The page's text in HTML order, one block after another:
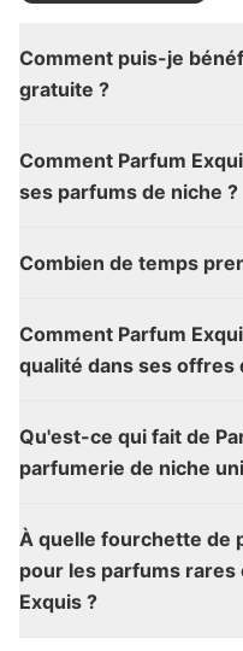
Comment puis-je
gratuite ?
Comment Parfum
ses parfums de niche ?
Combien de temps
Comment Parfum
qualité dans ses offres
Qu'est-ce qui fait de
parfumerie de niche
À quelle fourchette de
pour les parfums rares
Exquis ?